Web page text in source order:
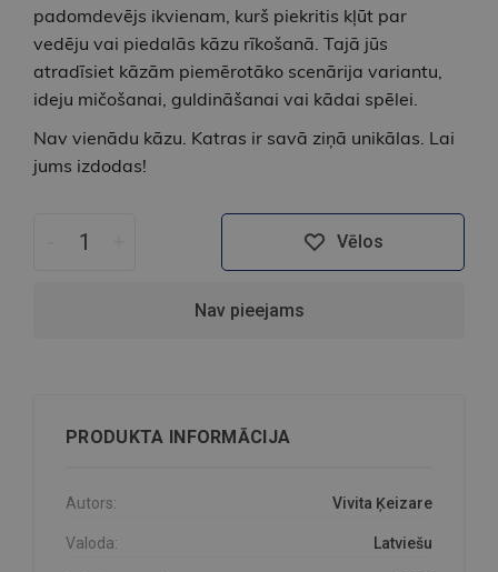
padomdevējs ikvienam, kurš piekritis kļūt par
vedēju vai piedalās kāzu rīkošanā. Tajā jūs
atradīsiet kāzām piemē­ro­tāko scenārija variantu,
ideju mičošanai, guldinā­šanai vai kādai spēlei.
Nav vienādu kāzu. Katras ir savā ziņā unikālas. Lai
jums izdodas!
Vēlos
Nav pieejams
PRODUKTA INFORMĀCIJA
Autors: Vivita Ķeizare
Valoda: Latviešu